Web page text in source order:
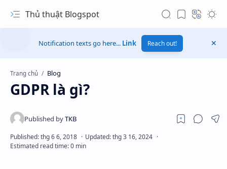
Thủ thuật Blogspot
Notification texts go here... Link Reach out!
Trang chủ Blog
GDPR là gì?